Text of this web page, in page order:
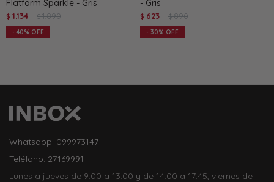
Flatform Sparkle - Gris
$ 1.134 $ 1.890
40
- Gris
$ 623 $ 890
30
Whatsapp: 099973147
Teléfono: 27169991
Lunes a jueves de 9:00 a 13:00 y de 14:00 a 17:45, viernes de